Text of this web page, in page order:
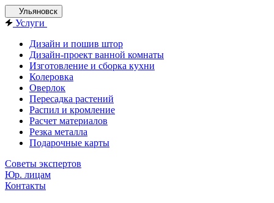
Ульяновск
Услуги
Дизайн и пошив штор
Дизайн-проект ванной комнаты
Изготовление и сборка кухни
Колеровка
Оверлок
Пересадка растений
Распил и кромление
Расчет материалов
Резка металла
Подарочные карты
Советы экспертов
Юр. лицам
Контакты